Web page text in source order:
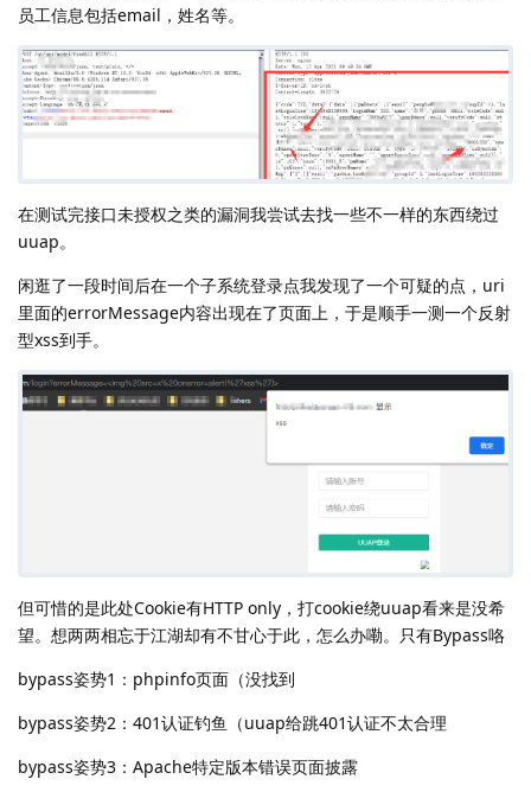
员工信息包括email，姓名等。
在测试完接口未授权之类的漏洞我尝试去找一些不一样的东西绕过
uuap。
闲逛了一段时间后在一个子系统登录点我发现了一个可疑的点，uri
里面的errorMessage内容出现在了页面上，于是顺手一测一个反射
型xss到手。
但可惜的是此处Cookie有HTTP only，打cookie绕uuap看来是没希
望。想两两相忘于江湖却有不甘心于此，怎么办嘞。只有Bypass咯
bypass姿势1：phpinfo页面（没找到
bypass姿势2：401认证钓鱼（uuap给跳401认证不太合理
bypass姿势3：Apache特定版本错误页面披露